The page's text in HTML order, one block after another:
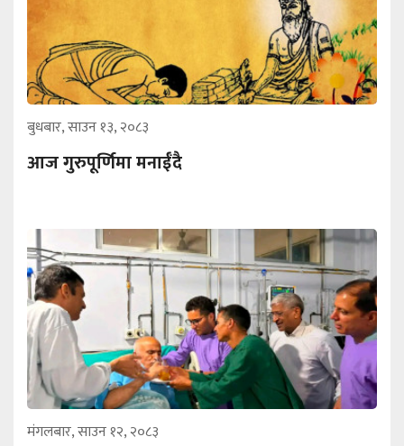
बुधबार, साउन १३, २०८३
आज गुरुपूर्णिमा मनाईँदै
मंगलबार, साउन १२, २०८३